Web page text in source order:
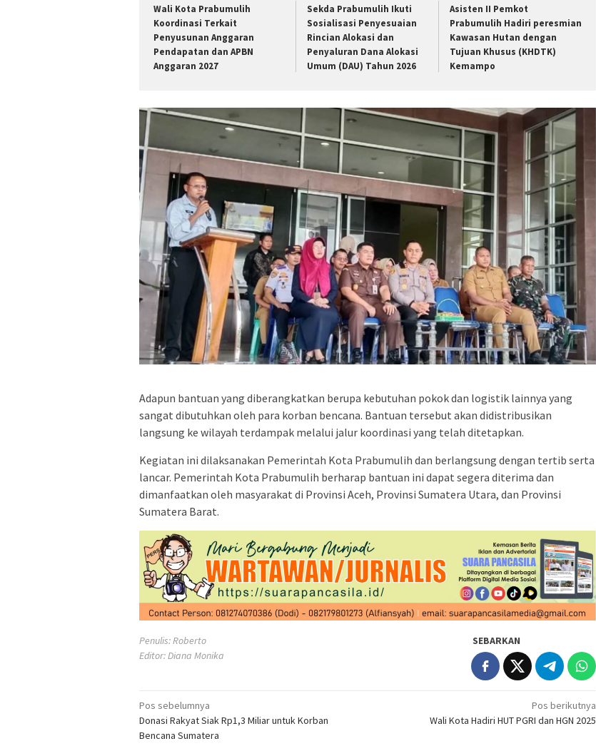
Wali Kota Prabumulih
Koordinasi Terkait
Penyusunan Anggaran
Pendapatan dan APBN
Anggaran 2027
Sekda Prabumulih Ikuti
Sosialisasi Penyesuaian
Rincian Alokasi dan
Penyaluran Dana Alokasi
Umum (DAU) Tahun 2026
Asisten II Pemkot
Prabumulih Hadiri peresmian
Kawasan Hutan dengan
Tujuan Khusus (KHDTK)
Kemampo
Adapun bantuan yang diberangkatkan berupa kebutuhan pokok dan logistik lainnya yang
sangat dibutuhkan oleh para korban bencana. Bantuan tersebut akan didistribusikan
langsung ke wilayah terdampak melalui jalur koordinasi yang telah ditetapkan.
Kegiatan ini dilaksanakan Pemerintah Kota Prabumulih dan berlangsung dengan tertib serta
lancar. Pemerintah Kota Prabumulih berharap bantuan ini dapat segera diterima dan
dimanfaatkan oleh masyarakat di Provinsi Aceh, Provinsi Sumatera Utara, dan Provinsi
Sumatera Barat.
Penulis: Roberto
Editor: Diana Monika
SEBARKAN
Navigasi
pos
Pos sebelumnya
Donasi Rakyat Siak Rp1,3 Miliar untuk Korban
Bencana Sumatera
Pos berikutnya
Wali Kota Hadiri HUT PGRI dan HGN 2025